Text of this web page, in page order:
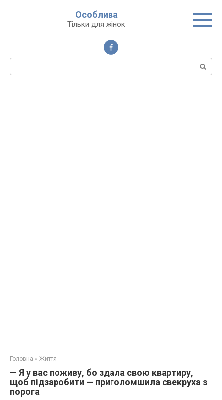
Особлива
Тільки для жінок
Пошук:
Головна » Життя
— Я у вас поживу, бо здала свою квартиру,
щоб підзаробити — приголомшила свекруха з
порога